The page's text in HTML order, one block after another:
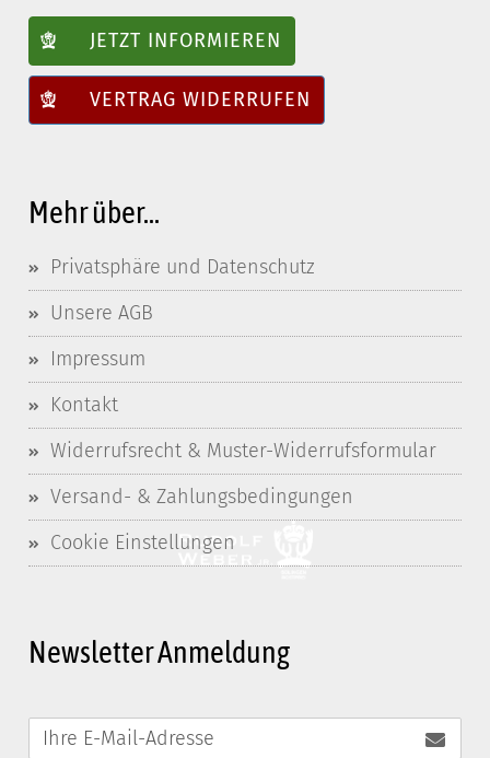
JETZT INFORMIEREN
VERTRAG WIDERRUFEN
Mehr über...
Privatsphäre und Datenschutz
Unsere AGB
Impressum
Kontakt
Widerrufsrecht & Muster-Widerrufsformular
Versand- & Zahlungsbedingungen
Cookie Einstellungen
Newsletter Anmeldung